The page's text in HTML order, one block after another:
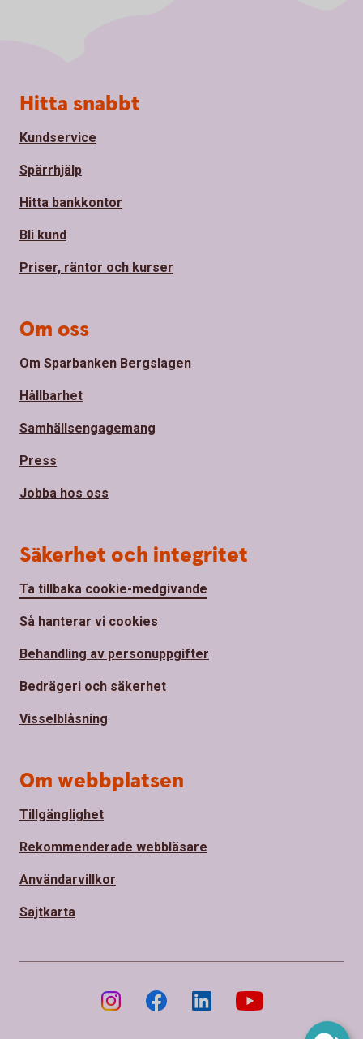
Sidfot
Hitta snabbt
Kundservice
Spärrhjälp
Hitta bankkontor
Bli kund
Priser, räntor och kurser
Om oss
Om Sparbanken Bergslagen
Hållbarhet
Samhällsengagemang
Press
Jobba hos oss
Säkerhet och integritet
Ta tillbaka cookie-medgivande
Så hanterar vi cookies
Behandling av personuppgifter
Bedrägeri och säkerhet
Visselblåsning
Om webbplatsen
Tillgänglighet
Rekommenderade webbläsare
Användarvillkor
Sajtkarta